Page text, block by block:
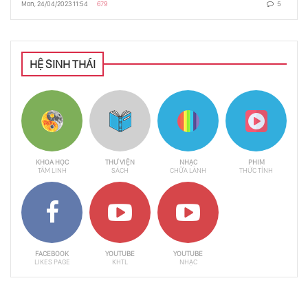
Giới Hạn Của Vũ Trụ Phần 2 - Lực Và Liên
Kết
Giới Hạn Của Vũ Trụ - Tốc Độ
Hình Dạng Của Vũ Trụ
Bức Xạ Nền Và Lý Thuyết Dây
Mon, 24/04/2023 11:54 679 5
HỆ SINH THÁI
KHOA HỌC
TÂM LINH
THƯ VIỆN
SÁCH
NHẠC
CHỮA LÀNH
PHIM
THỨC TỈNH
FACEBOOK
LIKES PAGE
YOUTUBE
KHTL
YOUTUBE
NHẠC